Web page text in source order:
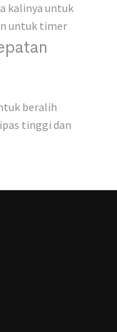
kalinya untuk
untuk timer
beralih
tinggi dan